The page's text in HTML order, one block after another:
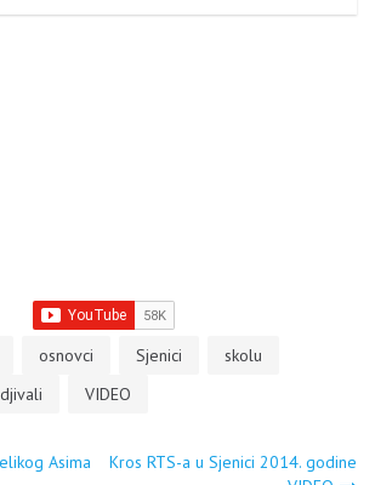
osnovci Sjenici
skolu
VIDEO
Asima
Kros RTS-a u Sjenici 2014. godine